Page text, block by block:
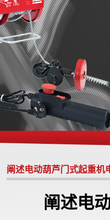
阐述电动葫芦门式起重机
阐述电